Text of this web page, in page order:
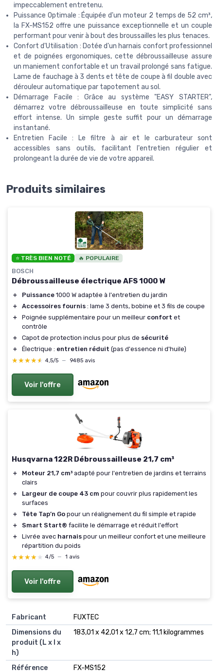
impeccablement entretenu.
Puissance Optimale : Équipée d'un moteur 2 temps de 52 cm³,
la FX-MS152 offre une puissance exceptionnelle et un couple
performant pour venir à bout des broussailles les plus tenaces.
Confort d'Utilisation : Dotée d'un harnais confort professionnel
et de poignées ergonomiques, cette débroussailleuse assure
un maniement confortable et un travail prolongé sans fatigue.
Lame de fauchage à 3 dents et tête de coupe à fil double avec
dérouleur automatique par tapotement au sol.
Démarrage Facile : Grâce au système "EASY STARTER",
démarrez votre débroussailleuse en toute simplicité sans
effort intense. Un simple geste suffit pour un démarrage
instantané.
Entretien Facile : Le filtre à air et le carburateur sont
accessibles sans outils, facilitant l'entretien régulier et
prolongeant la durée de vie de votre appareil.
Produits similaires
⭐ TRÈS BIEN NOTÉ 🔥 POPULAIRE
BOSCH
Débroussailleuse électrique AFS 1000 W
＋ Puissance 1000 W adaptée à l'entretien du jardin
＋
Accessoires fournis : lame 3 dents, bobine et 3 fils de coupe
＋
Poignée supplémentaire pour un meilleur confort et
contrôle
＋
Capot de protection inclus pour plus de sécurité
＋
Électrique : entretien réduit (pas d'essence ni d'huile)
★★★★★
★★★★★ 4,5/5 — 9485 avis
Voir l'offre
Husqvarna 122R Débroussailleuse 21,7 cm³
＋ Moteur 21,7 cm³ adapté pour l'entretien de jardins et terrains
clairs
＋
Largeur de coupe 43 cm pour couvrir plus rapidement les
surfaces
＋
Tête Tap’n Go pour un réalignement du fil simple et rapide
＋
Smart Start® facilite le démarrage et réduit l'effort
＋
Livrée avec harnais pour un meilleur confort et une meilleure
répartition du poids
★★★★★
★★★★★ 4/5 — 1 avis
Voir l'offre
Fabricant
‎FUXTEC
Dimensions du
produit (L x l x
h)
‎183,01 x 42,01 x 12,7 cm; 11,1 kilogrammes
Référence ‎FX-MS152